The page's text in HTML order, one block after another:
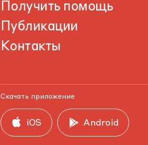
Получить помощь
Публикации
Контакты
Скачать приложение
iOS Android